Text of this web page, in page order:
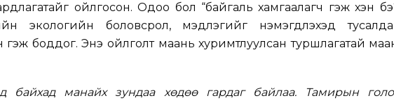
ойлгосон. Одоо бол “байгаль хамгаалагч гэж хэн
экологийн боловсрол, мэдлэгийг нэмэгдүүлэхэд
хүн гэж боддог. Энэ ойлголт маань хуримтлуулсан туршлагатай
байхад манайх зундаа хөдөө гардаг байлаа. Тамирын